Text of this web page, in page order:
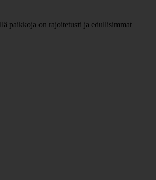
paikkoja on rajoitetusti ja edullisimmat